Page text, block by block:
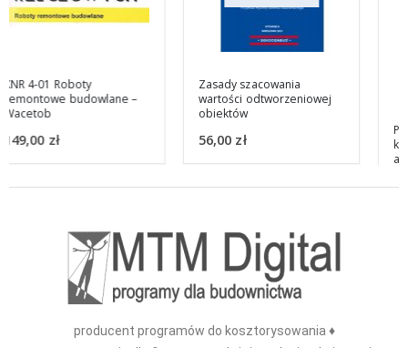
Zasady szacowania
wartości odtworzeniowej
obiektów
56,00
kosztorysowania Edbud +
2.046,00zł